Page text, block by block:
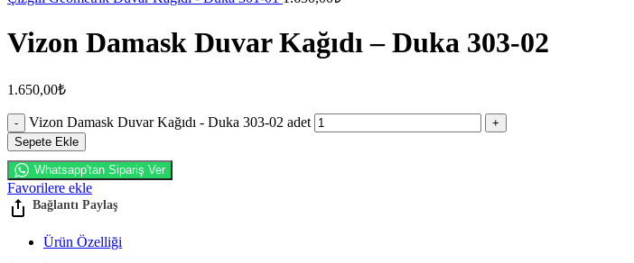
Vizon Damask Duvar Kağıdı – Duka 303-02
1.650,00₺
Vizon Damask Duvar Kağıdı - Duka 303-02 adet
Sepete Ekle
Whatsapp'tan Sipariş Ver
Favorilere ekle
Ürün Özelliği